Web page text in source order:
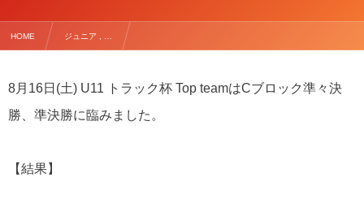
HOME ジュニア , …
8月16日(土) U11 トラック杯 Top teamはCブロック準々決
勝、準決勝に臨みました。
【結果】